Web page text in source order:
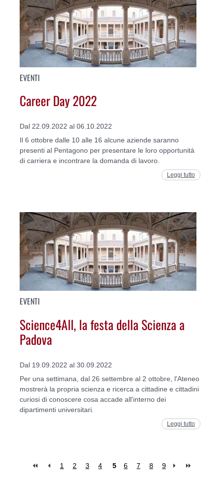
EVENTI
Career Day 2022
Dal 22.09.2022 al 06.10.2022
Il 6 ottobre dalle 10 alle 16 alcune aziende saranno
presenti al Pentagono per presentare le loro opportunità
di carriera e incontrare la domanda di lavoro.
Leggi tutto
EVENTI
Science4All, la festa della Scienza a
Padova
Dal 19.09.2022 al 30.09.2022
Per una settimana, dal 26 settembre al 2 ottobre, l'Ateneo
mostrerà la propria scienza e ricerca a cittadine e cittadini
curiosi di conoscere cosa accade all'interno dei
dipartimenti universitari.
Leggi tutto
1 2 3 4 5 6 7 8 9